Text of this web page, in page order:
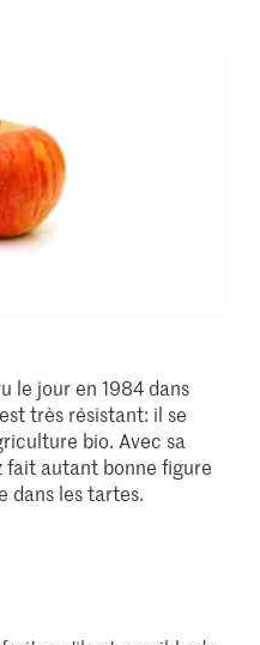
le jour en 1984 dans
très résistant: il se
bio. Avec sa
fait autant bonne figure
dans les tartes.